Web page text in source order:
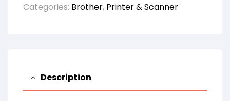
Categories: Brother, Printer & Scanner
Description